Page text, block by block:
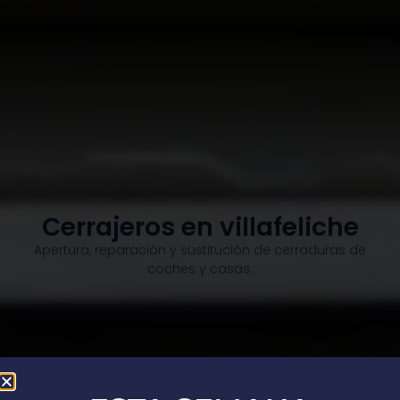
Cerrajeros en villafeliche
Apertura, reparación y sustitución de cerraduras de
coches y casas.​